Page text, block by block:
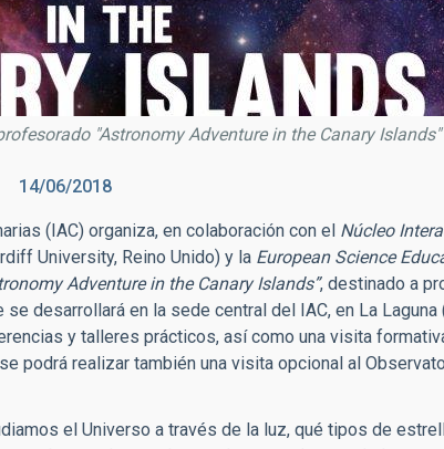
"Astronomy Adventure in the Canary Islands"
14/06/2018
(IAC) organiza, en colaboración con el Núcleo
University, Reino Unido) y la European Science
Adventure in the Canary Islands”, destinado a
desarrollará en la sede central del IAC, en La
y talleres prácticos, así como una visita
podrá realizar también una visita opcional al
el Universo a través de la luz, qué tipos de